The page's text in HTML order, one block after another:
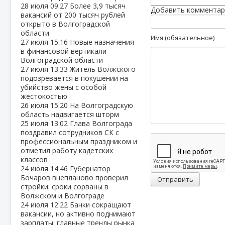
28 июля 09:27 Более 3,9 тысяч
вакансий от 200 тысяч рублей
открыто в Волгоградской
области
27 июля 15:16 Новые назначения
в финансовой вертикали
Волгоградской области
27 июля 13:33Житель Волжского
подозревается в покушении на
убийство жены с особой
жестокостью
26 июля 15:20 На Волгоградскую
область надвигается шторм
25 июля 13:02 Глава Волгограда
поздравил сотрудников СК с
профессиональным праздником и
отметил работу кадетских
классов
24 июля 14:46 Губернатор
Бочаров внепланово проверил
стройки: сроки сорваны в
Волжском и Волгограде
24 июля 12:22 Банки сокращают
вакансии, но активно поднимают
зарплаты: главные тренды рынка
Добавить
Имя (обязательное)
Отправить